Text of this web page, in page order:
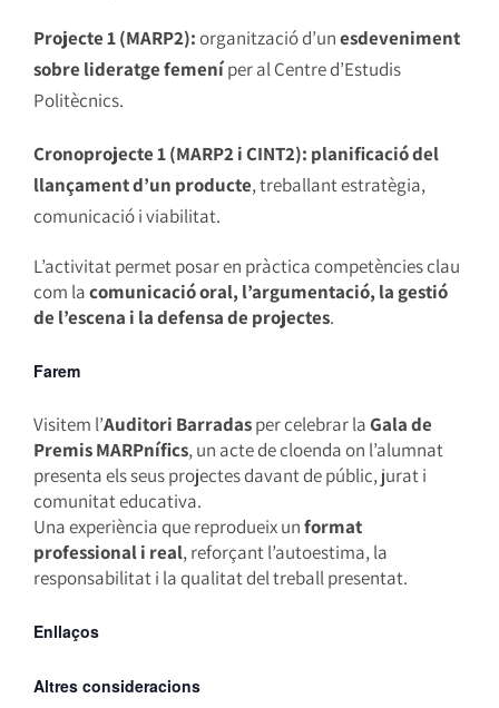
Projecte 1 (MARP2):organització d’unesdeveniment
sobre lideratge femeníper al Centre d’Estudis
Politècnics.
Cronoprojecte 1 (MARP2 i CINT2): planificació del
llançament d’un producte, treballant estratègia,
comunicació i viabilitat.
L’activitat permet posar en pràctica competències clau
com lacomunicació oral, l’argumentació, la gestió
de l’escena i la defensa de projectes.
Farem
Visitem l’Auditori Barradasper celebrar laGala de
Premis MARPnífics, un acte de cloenda on l’alumnat
presenta els seus projectes davant de públic, jurat i
comunitat educativa.
Una experiència que reprodueix unformat
professional i real, reforçant l’autoestima, la
responsabilitat i la qualitat del treball presentat.
Enllaços
Altres consideracions